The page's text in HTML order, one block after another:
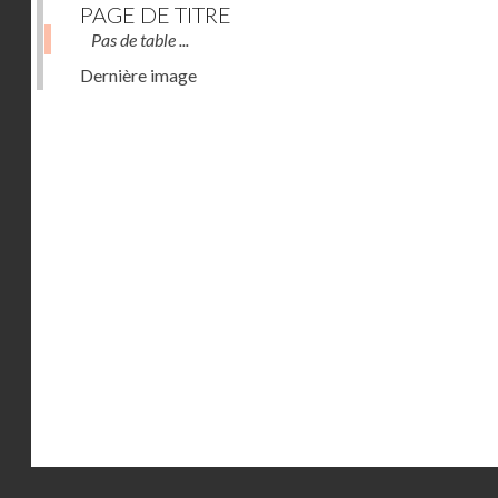
PAGE DE TITRE
Pas de table ...
Dernière image